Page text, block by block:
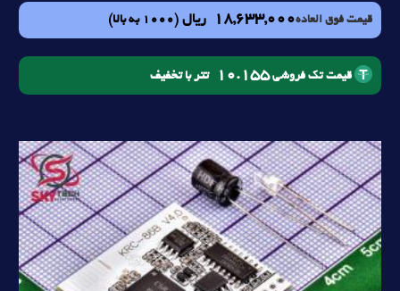
قیمت فوق العاده18,633,000 ریال (1000 به بالا)
قیمت تک فروشی10.155 تتر با تخفیف